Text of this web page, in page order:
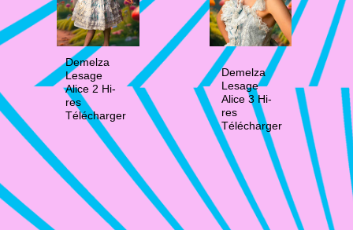
Demelza
Lesage
Alice 2 Hi-
res
Télécharger
Demelza
Lesage
Alice 3 Hi-
res
Télécharger